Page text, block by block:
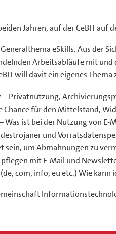
Jahren, auf der CeBIT
eSkills. Aus der
Arbeitsabläufe mit
will davit ein eigenes
Privatnutzung,
Chance für den Mittelstand,
Was ist bei der Nutzung von
und
um Abmahnungen zu
mit E-Mail und
com, info, eu etc.) Wie